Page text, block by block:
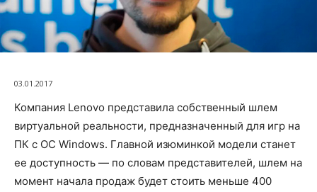
03.01.2017
Компания Lenovo представила собственный шлем
виртуальной реальности, предназначенный для игр на
ПК с ОС Windows. Главной изюминкой модели станет
ее доступность — по словам представителей, шлем на
момент начала продаж будет стоить меньше 400